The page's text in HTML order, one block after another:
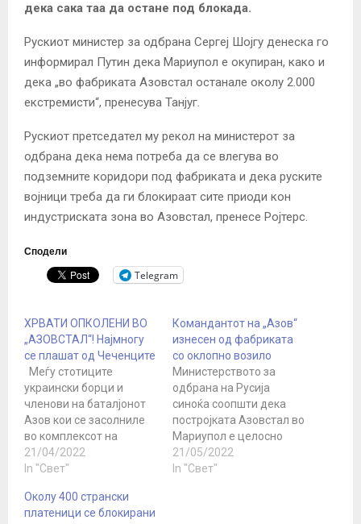
дека сака таа да остане под блокада.
Рускиот министер за одбрана Сергеј Шојгу денеска го
информирал Путин дека Мариупол е окупиран, како и
дека „во фабриката Азовстал останале околу 2.000
екстремисти“, пренесува Танјуг.
Рускиот претседател му рекол на министерот за
одбрана дека нема потреба да се влегува во
подземните коридори под фабриката и дека руските
војници треба да ги блокираат сите приоди кон
индустриската зона во Азовстал, пренесе Ројтерс.
Сподели
Telegram
ХРВАТИ ОПКОЛЕНИ ВО
„АЗОВСТАЛ“! Најмногу
се плашат од Чеченците
Меѓу стотиците
украински борци и
членови на баталјонот
Азов кои се засолниле
во комплексот на
челичарницата
Азовстал во Мариупол
Хрвати - еден
Далматинец и тројца
21/04/2022
In "Свет"
Командантот на „Азов“
изнесен од фабриката
со оклопно возило
Министерството за
одбрана на Русија
синоќа соопшти дека
постројката Азовстал во
Мариупол е целосно
ослободена и дека
министерот за одбрана
21/05/2022
In "Свет"
Околу 400 странски
платеници се блокирани